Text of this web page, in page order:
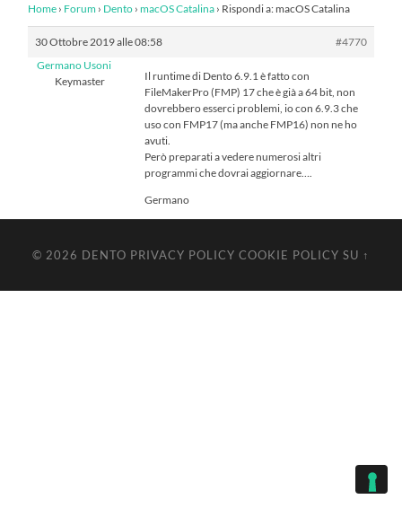
Home › Forum › Dento › macOS Catalina › Rispondi a: macOS Catalina
30 Ottobre 2019 alle 08:58
#4770
Germano Usoni
Keymaster
Il runtime di Dento 6.9.1 è fatto con
FileMakerPro (FMP) 17 che è già a 64 bit, non
dovrebbero esserci problemi, io con 6.9.3 che
uso con FMP17 (ma anche FMP16) non ne ho
avuti.
Però preparati a vedere numerosi altri
programmi che dovrai aggiornare….
Germano
© 2026 DENTO PRIVACY POLICY COOKIE POLICY SU ↑